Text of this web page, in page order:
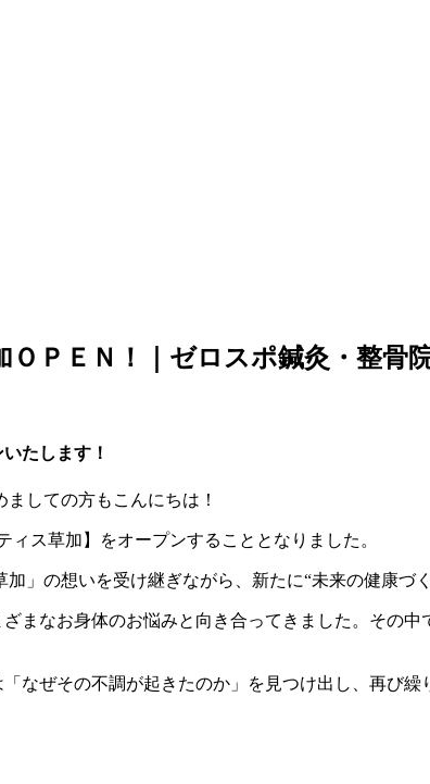
ＰＥＮ！｜ゼロスポ鍼灸・整骨
たします！
しての方もこんにちは！
ス草加】をオープンすることとなりました。
」の想いを受け継ぎながら、新たに“未来の健康づ
まなお身体のお悩みと向き合ってきました。その
なぜその不調が起きたのか」を見つけ出し、再び